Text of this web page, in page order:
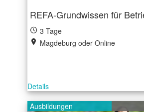
REFA-Grundwissen für
3 Tage
Magdeburg oder Online
Details
Ausbildungen